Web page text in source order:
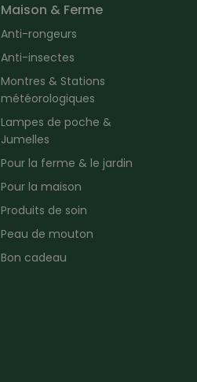
Maison & Ferme
Anti-rongeurs
Anti-insectes
Montres & Stations
météorologiques
Lampes de poche &
Jumelles
Pour la ferme & le jardin
Pour la maison
Produits de soin
Peau de mouton
Bon cadeau